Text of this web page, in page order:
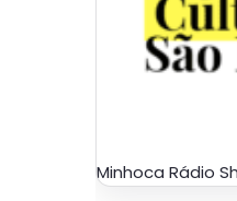
Minhoca Rádio